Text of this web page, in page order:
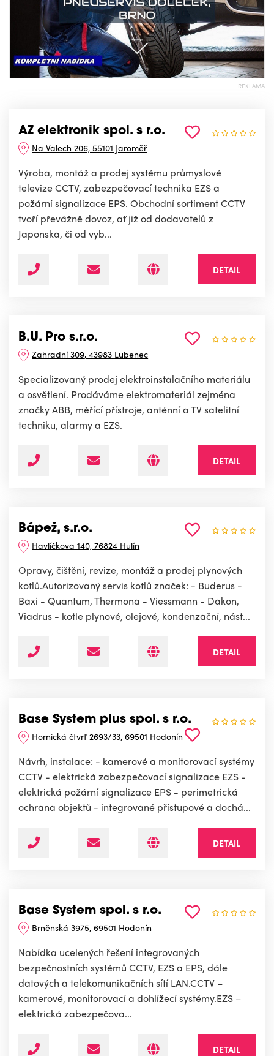
REKLAMA
AZ elektronik spol. s r.o.
Na Valech 206, 55101 Jaroměř
Výroba, montáž a prodej systému průmyslové
televize CCTV, zabezpečovací technika EZS a
požární signalizace EPS. Obchodní sortiment CCTV
tvoří převážně dovoz, ať již od dodavatelů z
Japonska, či od vyb...
DETAIL
B.U. Pro s.r.o.
Zahradní 309, 43983 Lubenec
Specializovaný prodej elektroinstalačního materiálu
a osvětlení. Prodáváme elektromateriál zejména
značky ABB, měřící přístroje, anténní a TV satelitní
techniku, alarmy a EZS.
DETAIL
Bápež, s.r.o.
Havlíčkova 140, 76824 Hulín
Opravy, čištění, revize, montáž a prodej plynových
kotlů.Autorizovaný servis kotlů značek: - Buderus -
Baxi - Quantum, Thermona - Viessmann - Dakon,
Viadrus - kotle plynové, olejové, kondenzační, nást...
DETAIL
Base System plus spol. s r.o.
Hornická čtvrť 2693/33, 69501 Hodonín
Návrh, instalace: - kamerové a monitorovací systémy
CCTV - elektrická zabezpečovací signalizace EZS -
elektrická požární signalizace EPS - perimetrická
ochrana objektů - integrované přístupové a dochá...
DETAIL
Base System spol. s r.o.
Brněnská 3975, 69501 Hodonín
Nabídka ucelených řešení integrovaných
bezpečnostních systémů CCTV, EZS a EPS, dále
datových a telekomunikačních sítí LAN.CCTV –
kamerové, monitorovací a dohlížecí systémy.EZS –
elektrická zabezpečova...
DETAIL